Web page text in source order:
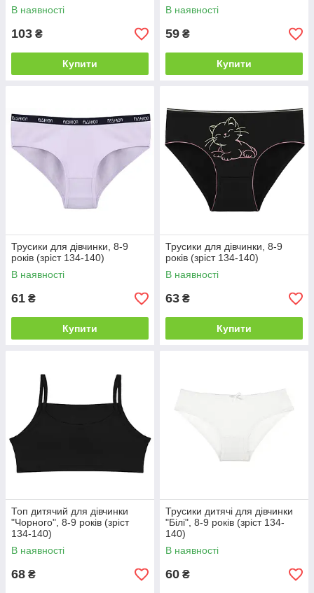
В наявності
103 ₴
Купити
В наявності
59 ₴
Купити
Трусики для дівчинки, 8-9
років (зріст 134-140)
В наявності
61 ₴
Купити
Трусики для дівчинки, 8-9
років (зріст 134-140)
В наявності
63 ₴
Купити
Топ дитячий для дівчинки
"Чорного", 8-9 років (зріст
134-140)
В наявності
68 ₴
Трусики дитячі для дівчинки
"Білі", 8-9 років (зріст 134-
140)
В наявності
60 ₴